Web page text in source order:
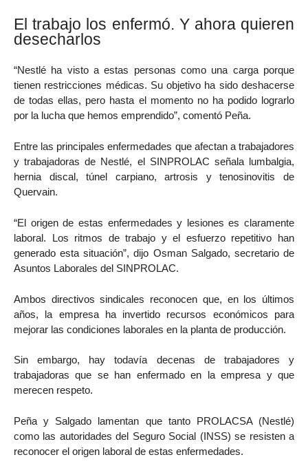
El trabajo los enfermó. Y ahora quieren
desecharlos
“Nestlé ha visto a estas personas como una carga porque
tienen restricciones médicas. Su objetivo ha sido deshacerse
de todas ellas, pero hasta el momento no ha podido lograrlo
por la lucha que hemos emprendido”, comentó Peña.
Entre las principales enfermedades que afectan a trabajadores
y trabajadoras de Nestlé, el SINPROLAC señala lumbalgia,
hernia discal, túnel carpiano, artrosis y tenosinovitis de
Quervain.
“El origen de estas enfermedades y lesiones es claramente
laboral. Los ritmos de trabajo y el esfuerzo repetitivo han
generado esta situación”, dijo Osman Salgado, secretario de
Asuntos Laborales del SINPROLAC.
Ambos directivos sindicales reconocen que, en los últimos
años, la empresa ha invertido recursos económicos para
mejorar las condiciones laborales en la planta de producción.
Sin embargo, hay todavía decenas de trabajadores y
trabajadoras que se han enfermado en la empresa y que
merecen respeto.
Peña y Salgado lamentan que tanto PROLACSA (Nestlé)
como las autoridades del Seguro Social (INSS) se resisten a
reconocer el origen laboral de estas enfermedades.